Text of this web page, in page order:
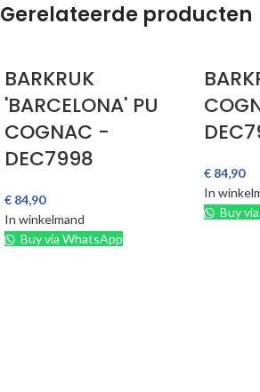
Gerelateerde producten
BARKRUK
'BARCELONA' PU
COGNAC -
DEC7998
€ 84,90
In winkelmand
Buy via WhatsApp
€ 84,90
In
Buy